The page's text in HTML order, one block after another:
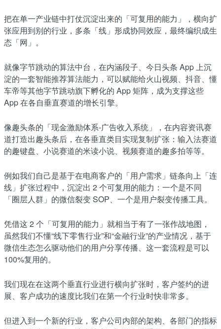
把在单一产业链中打仗沉淀出来的「可复用的能力」，横向扩
张应用到别的行业，多条「线」形成协同效应，最终编织成生
态「网」。
就像字节跳动的算法中台，在内涵段子、今日头条 App 上沉
淀的一套智能推荐算法能力，可以赋能给火山视频、抖音、懂
车帝等其他字节跳动旗下孵化的 App 矩阵，成为支撑这些
App 在各自垂直赛道的增长引擎。
像趣头条的「现金激励体系-广告收入系统」，在内容资讯赛
道打造出趣头条后，在各垂直类目实现复制扩张：输入法赛道
的趣键盘、小说赛道的米读小说、视频赛道的趣多拍等等。
例如我们自己是基于在电商客户的「用户需求」链条向上「连
线」扩张过程中，沉淀出 2 个可复用的能力：一个是不同
「圈层人群」的微信裂变 SOP、一个是用户裂变传播工具。
凭借这 2 个「可复用的能力」就相当于有了一张作战地图，
虽然我们不懂“线下零售行业”和“金融行业”的产业情况，基于
微信生态怎么驱动他们的用户分享传播、这一套流程是可以
100%复用的。
我们现在在这两个垂直行业进行横向扩张时，客户签约的进
展、客户成功的速度比我们在第一个行业时快非常多。
但进入到一个新的行业，客户公司内部的架构、各部门的指标